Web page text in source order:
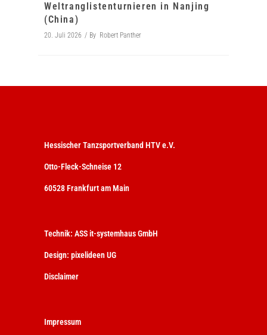
Weltranglistenturnieren in Nanjing
(China)
20. Juli 2026 By Robert Panther
Hessischer Tanzsportverband HTV e.V.
Otto-Fleck-Schneise 12
60528 Frankfurt am Main
Technik: ASS it-systemhaus GmbH
Design: pixelideen UG
Disclaimer
Impressum